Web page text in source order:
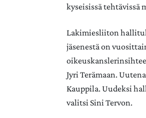
kyseisissä tehtävissä
Lakimiesliiton
jäsenestä on
Jyri Terämaan.
Kauppila. Uudeksi
valitsi Sini Tervon.